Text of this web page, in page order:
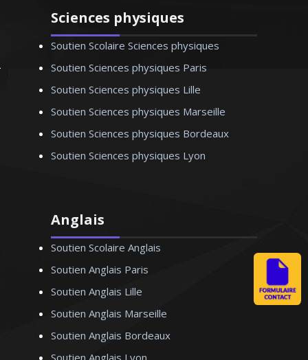
Sciences physiques
Soutien Scolaire Sciences physiques
Soutien Sciences physiques Paris
Soutien Sciences physiques Lille
Soutien Sciences physiques Marseille
Soutien Sciences physiques Bordeaux
Soutien Sciences physiques Lyon
Anglais
Soutien Scolaire Anglais
Soutien Anglais Paris
Soutien Anglais Lille
Soutien Anglais Marseille
Soutien Anglais Bordeaux
Soutien Anglais Lyon